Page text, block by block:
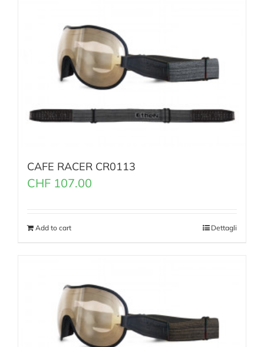
CAFE RACER CR0113
CHF 107.00
Add to cart Dettagli